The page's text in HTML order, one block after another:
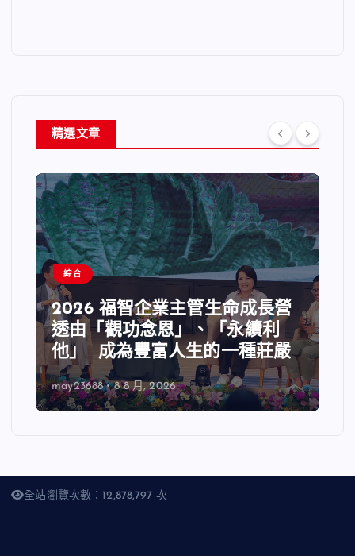
精選文章
綜合
2026 福智企業主管生命成長營
透由「觀功念恩」、「永續利
他」 成為豐富人生的一種莊嚴
may23688 8 8 月, 2026
全站瀏覽次數：12,878,797 次